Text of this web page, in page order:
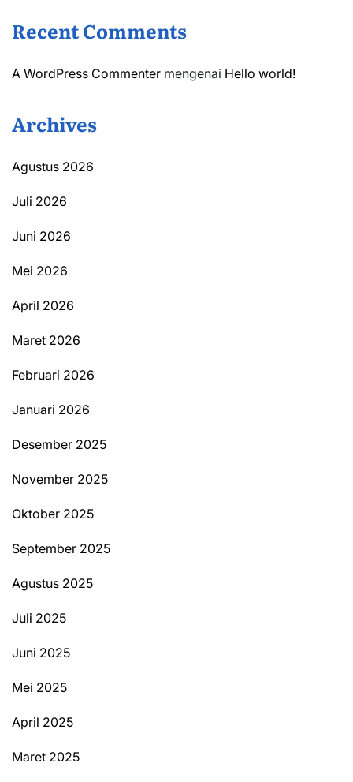
Recent Comments
A WordPress Commenter mengenai Hello world!
Archives
Agustus 2026
Juli 2026
Juni 2026
Mei 2026
April 2026
Maret 2026
Februari 2026
Januari 2026
Desember 2025
November 2025
Oktober 2025
September 2025
Agustus 2025
Juli 2025
Juni 2025
Mei 2025
April 2025
Maret 2025